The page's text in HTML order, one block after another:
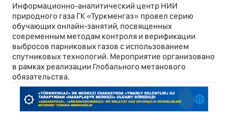
Информационно-аналитический центр НИИ
природного газа ГК «Туркменгаз» провел серию
обучающих онлайн-занятий, посвященных
современным методам контроля и верификации
выбросов парниковых газов с использованием
спутниковых технологий. Мероприятие организовано
в рамках реализации Глобального метанового
обязательства.